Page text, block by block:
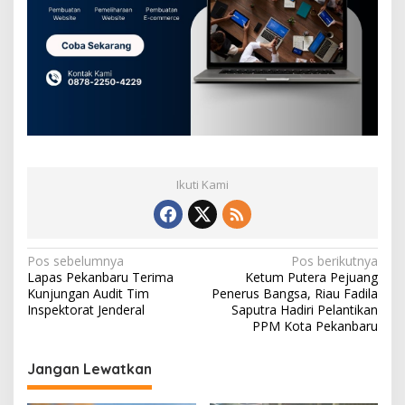
Ikuti Kami
N
a
v
g
a
Pos sebelumnya
Lapas Pekanbaru Terima
Kunjungan Audit Tim
Inspektorat Jenderal
Pos berikutnya
Ketum Putera Pejuang
Penerus Bangsa, Riau Fadila
Saputra Hadiri Pelantikan
PPM Kota Pekanbaru
Jangan Lewatkan